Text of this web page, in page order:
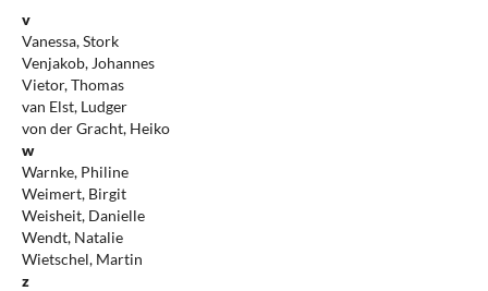
v
Vanessa, Stork
Venjakob, Johannes
Vietor, Thomas
van Elst, Ludger
von der Gracht, Heiko
w
Warnke, Philine
Weimert, Birgit
Weisheit, Danielle
Wendt, Natalie
Wietschel, Martin
z